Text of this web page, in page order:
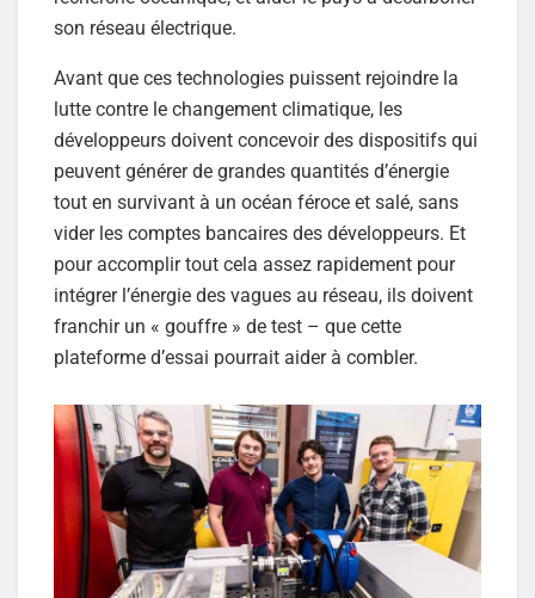
son réseau électrique.
Avant que ces technologies puissent rejoindre la
lutte contre le changement climatique, les
développeurs doivent concevoir des dispositifs qui
peuvent générer de grandes quantités d’énergie
tout en survivant à un océan féroce et salé, sans
vider les comptes bancaires des développeurs. Et
pour accomplir tout cela assez rapidement pour
intégrer l’énergie des vagues au réseau, ils doivent
franchir un « gouffre » de test – que cette
plateforme d’essai pourrait aider à combler.